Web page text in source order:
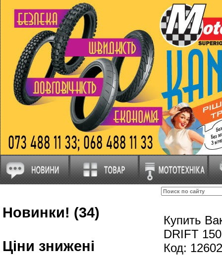
Новинки! (34)
Ціни знижені
Купить
DRIFT
Код: